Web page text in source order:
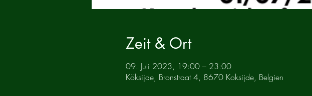
Zeit & Ort
09. Juli 2023, 19:00 – 23:00
Köksijde, Bronstraat 4, 8670 Koksijde, Belgien